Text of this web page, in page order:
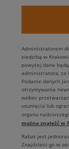
mokasyny, białe
Stwórz zestaw
szortów z
odcieniu.
przygotuj własną
szorty Levi’s 501
koronkową
mash-up stylów –
szlachetnych
wersje szortów
kolory i najlepsze
Administratorem
siedzibą w
powyżej dane
administratora, za
Podanie danych
otrzymywania
wobec
usunięcia lub
organu
można znaleźć w
Rabat jest
Znajdziesz go w